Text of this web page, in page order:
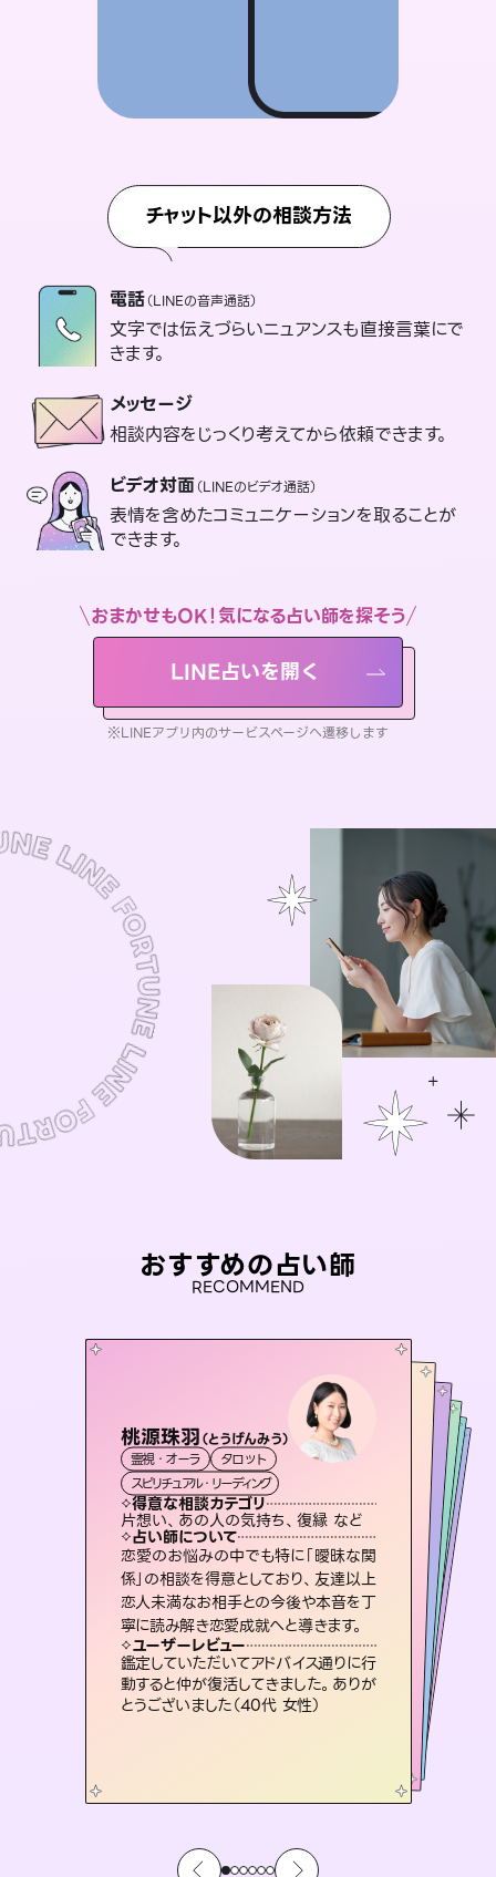
チャット以外の相談方法
電話（LINEの音声通話）
文字では伝えづらいニュアンスも直接言葉にで
きます。
メッセージ
相談内容をじっくり考えてから依頼できます。
ビデオ対面（LINEのビデオ通話）
表情を含めたコミュニケーションを取ることが
できます。
おまかせもOK！気になる占い師を探そう
LINE占いを開く
※LINEアプリ内のサービスページへ遷移します
おすすめの占い師
RECOMMEND
桃源珠羽（とうげんみう）
霊視・オーラ
タロット
スピリチュアル・リーディング
得意な相談カテゴリ
片想い、あの人の気持ち、復縁 など
占い師について
恋愛のお悩みの中でも特に「曖昧な関
係」の相談を得意としており、友達以上
恋人未満なお相手との今後や本音を丁
寧に読み解き恋愛成就へと導きます。
ユーザーレビュー
鑑定していただいてアドバイス通りに行
動すると仲が復活してきました。ありが
とうございました（40代 女性）
おう 霊感オラクル
霊視・オーラ
オラクルカード
得意な相談カテゴリ
恋愛総合、あの人の気持ち など
占い師について
霊視×オラクルカードを使って「今」と
「未来」そして「気になるあの人の気持
ち」まで丁寧に読み解き、恋や人生のヒ
ントを優しく引き出します。
ユーザーレビュー
不安な気持ちが嘘みたいに晴れまし
た…！よく視えていらっしゃるんだなと
感じました（40代 女性）
アイリス -iris-
西洋占星術 タロット
ルーン
得意な相談カテゴリ
恋愛総合、片想い、二人の未来 など
占い師について
復縁、恋愛、不倫の行方、同性愛や片
思い、仕事関係や借金問題まで知りた
いことや心の負担になっていることを
紐解き、背中をそっと押して導きます。
ユーザーレビュー
安心感のあり、言い切ってくれる所や濁
さない鑑定のおかげで、毎回自分の気
持ちを整えられます（30代 男性）
セラピスト理恵
霊視・オーラ
スピリチュアル・リーディング
得意な相談カテゴリ
片想い、二人の未来、年の差 など
占い師について
連絡再開、復縁、成就などの報告実績多数。セラピストとして2万超の施術経験があるからこそできる鑑定で、より良い未来をサポートします。
ユーザーレビュー
とても心温まる鑑定でした。しかもこち
らは何も言っていないのに視えていらっ
しゃるんだなと驚きです（30代女性）
彗望（すいぼう
霊視・オーラ
スピリチュアル・リーディング
得意な相談カテゴリ
片想い、あの人の気持ち、復縁 など
占い師について
3,700年以上の歴史を持つ東洋最古の
占術「易占」で詳細まで占い、幸せへ向
かう道筋を示します。厳しい結果にも具
体的な対策をお伝えします。
ユーザーレビュー
複雑な背景もしっかり聞いて鑑定して
いただけました。気持ちが楽になりまし
た（50代 女性）
未来視師＊花
霊視・オーラ 心理学
スピリチュアル・リーディング
得意な相談カテゴリ
出逢い、片想い、復縁 など
占い師について
未来には何パターンもの選択肢があり
ます。不安で視えにくくなっているあな
たの素敵な未来を見つけ、その未来を
選択できるようアドバイスします。
ユーザーレビュー
職場の人の性質や人間関係、本心など
本当によく視えていてびっくり。対策が
打てて前向きになれます（40代）